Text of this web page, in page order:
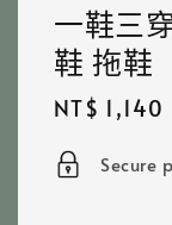
一鞋三
鞋 拖鞋
Sale
NT$ 1,140
Secure